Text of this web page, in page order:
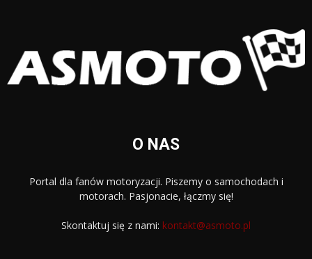
O NAS
Portal dla fanów motoryzacji. Piszemy o samochodach i
motorach. Pasjonacie, łączmy się!
Skontaktuj się z nami: kontakt@asmoto.pl